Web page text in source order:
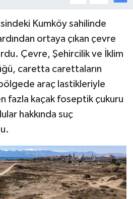
Kumköy sahilinde
ortaya çıkan çevre
Çevre, Şehircilik ve İklim
caretta carettaların
araç lastikleriyle
fazla kaçak foseptik çukuru
hakkında suç